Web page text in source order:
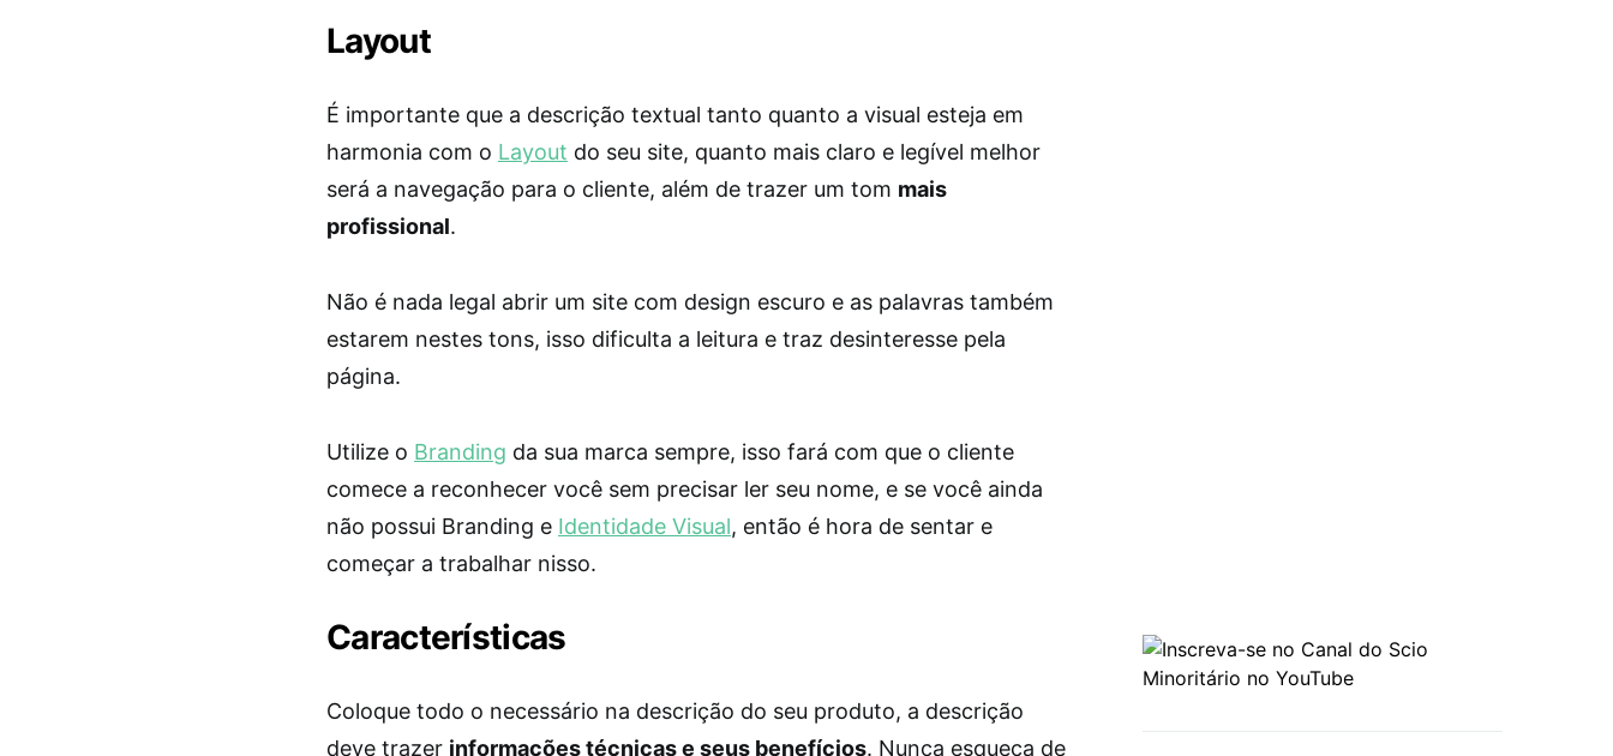
Layout
É importante que a descrição textual tanto quanto a visual esteja em
harmonia com o Layout do seu site, quanto mais claro e legível melhor
será a navegação para o cliente, além de trazer um tom mais
profissional.
Não é nada legal abrir um site com design escuro e as palavras também
estarem nestes tons, isso dificulta a leitura e traz desinteresse pela
página.
Utilize o Branding da sua marca sempre, isso fará com que o cliente
comece a reconhecer você sem precisar ler seu nome, e se você ainda
não possui Branding e Identidade Visual, então é hora de sentar e
começar a trabalhar nisso.
Características
Coloque todo o necessário na descrição do seu produto, a descrição
deve trazer informações técnicas e seus benefícios. Nunca esqueça de